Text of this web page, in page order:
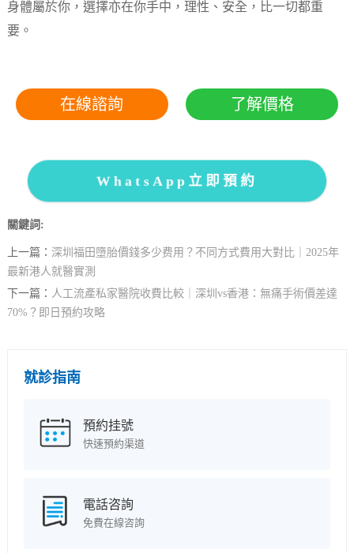
身體屬於你，選擇亦在你手中，理性、安全，比一切都重
要。
在線諮詢 了解價格
WhatsApp立即預約
關鍵詞:
上一篇： 深圳福田墮胎價錢多少费用？不同方式費用大對比｜2025年
最新港人就醫實測
下一篇： 人工流產私家醫院收費比較｜深圳vs香港：無痛手術價差達
70%？即日預約攻略
就診指南
預約挂號
快速預約渠道
電話咨詢
免費在線咨詢